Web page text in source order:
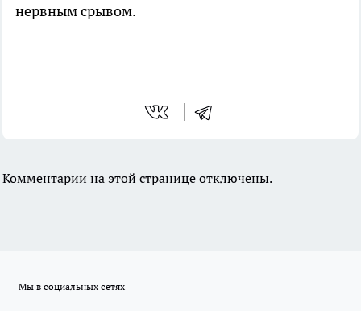
нервным срывом.
Комментарии на этой странице отключены.
Мы в социальных сетях